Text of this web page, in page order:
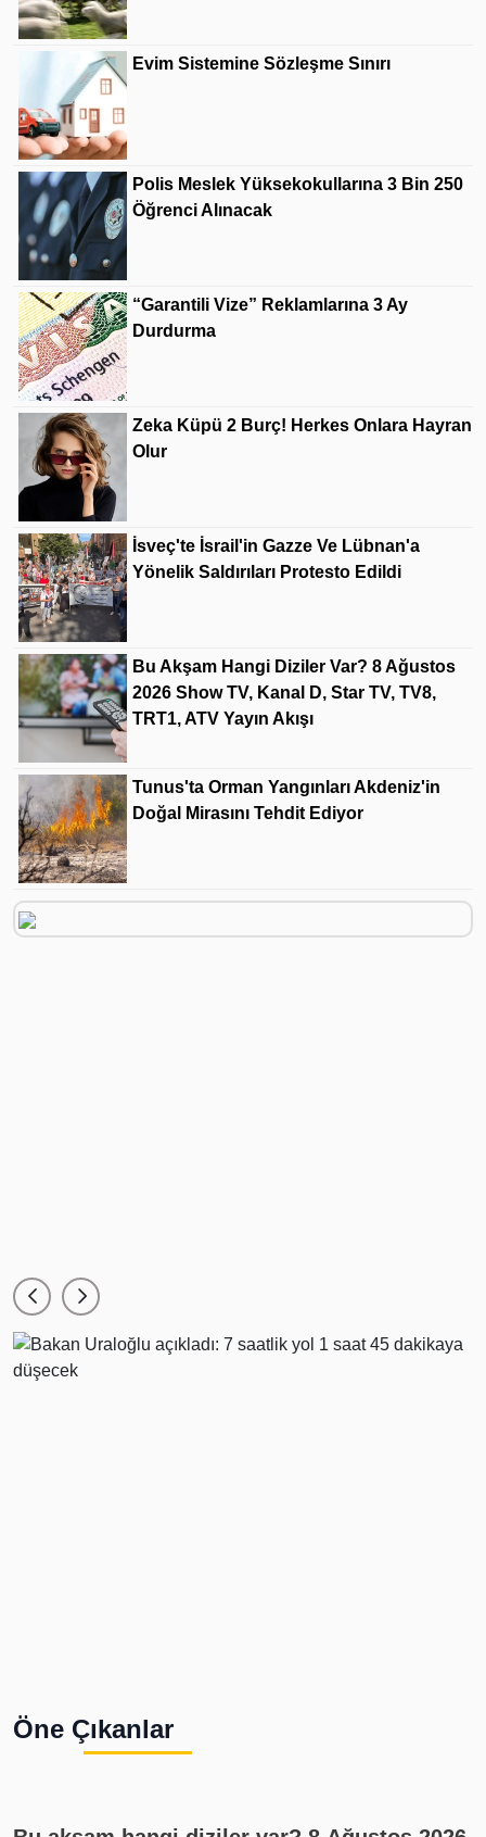
Evim Sistemine Sözleşme Sınırı
Polis Meslek Yüksekokullarına 3 Bin 250
Öğrenci Alınacak
“Garantili Vize” Reklamlarına 3 Ay
Durdurma
Zeka Küpü 2 Burç! Herkes Onlara Hayran
Olur
İsveç'te İsrail'in Gazze Ve Lübnan'a
Yönelik Saldırıları Protesto Edildi
Bu Akşam Hangi Diziler Var? 8 Ağustos
2026 Show TV, Kanal D, Star TV, TV8,
TRT1, ATV Yayın Akışı
Tunus'ta Orman Yangınları Akdeniz'in
Doğal Mirasını Tehdit Ediyor
Öne Çıkanlar